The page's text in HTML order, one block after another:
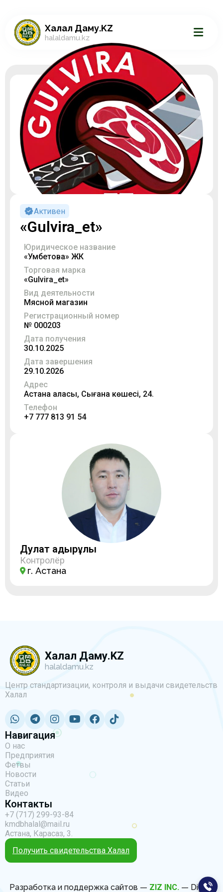
Халал Даму.KZ
halaldamu.kz
Активен
«Gulvira_et»
Юридическое название
«Умбетова» ЖК
Торговая марка
«Gulvira_et»
Вид деятельности
Мясной магазин
Регистрационный номер
№ 000203
Дата получения
30.10.2025
Дата завершения
29.10.2026
Адрес
Астана қаласы, Сығанақ көшесі, 24.
Телефон
+7 777 813 91 54
Дулат Қадырұлы
Контролёр
г. Астана
Халал Даму.KZ
halaldamu.kz
Центр стандартизации, контроля и выдачи свидетельств
Халал
Навигация
О нас
Предприятия
Фетвы
Новости
Статьи
Видео
Контакты
+7 (717) 299-93-84
kmdbhalal@mail.ru
Астана, Карасаз, 3.
Получить свидетельства Халал
Разработка и поддержка сайтов — ZIZ INC.— Digital